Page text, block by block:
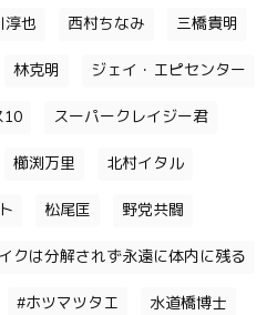
淳也 西村ちなみ 三橋貴明
林克明 ジェイ・エピセンター
10 スーパークレイジー君
櫛渕万里 北村イタル
松尾匡 野党共闘
クは分解されず永遠に体内に残る
#ホツマツタエ 水道橋博士